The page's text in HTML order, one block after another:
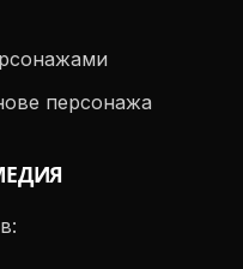
персонажа